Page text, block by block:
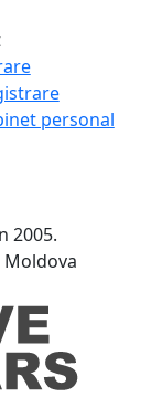
personal
2005.